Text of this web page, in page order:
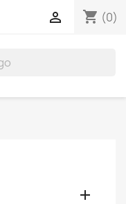
shopping_cart (0)

